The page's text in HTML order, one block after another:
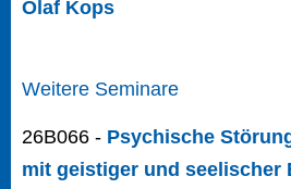
Olaf Kops
Weitere Seminare
26B066 - Psychische
mit geistiger und seelischer